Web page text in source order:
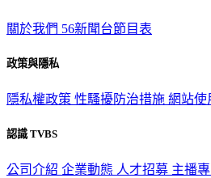
關於我們 56新聞台節目表
政策與隱私
隱私權政策 性騷擾防治措施 網站使
認識 TVBS
公司介紹 企業動態 人才招募 主播